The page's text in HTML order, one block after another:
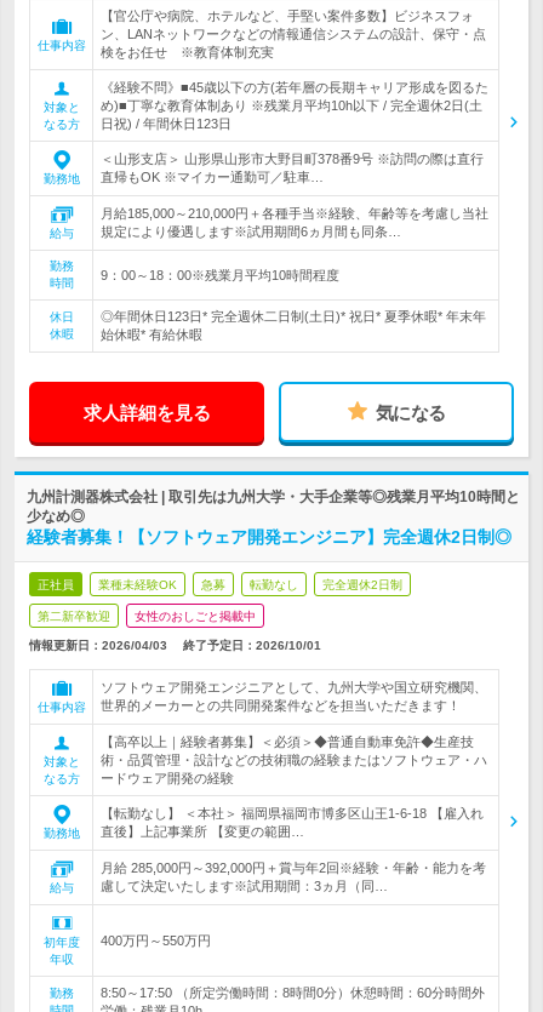
仕事内容
【官公庁や病院、ホテルなど、手堅い案件多数】ビジネスフォ
ン、LANネットワークなどの情報通信システムの設計、保守・点
検をお任せ ※教育体制充実
対象と
なる方
《経験不問》■45歳以下の方(若年層の長期キャリア形成を図るた
め)■丁寧な教育体制あり ※残業月平均10h以下 / 完全週休2日(土
日祝) / 年間休日123日
勤務地
＜山形支店＞ 山形県山形市大野目町378番9号 ※訪問の際は直行
直帰もOK ※マイカー通勤可／駐車…
給与
月給185,000～210,000円＋各種手当※経験、年齢等を考慮し当社
規定により優遇します※試用期間6ヵ月間も同条…
勤務
時間
9：00～18：00※残業月平均10時間程度
休日
休暇
◎年間休日123日* 完全週休二日制(土日)* 祝日* 夏季休暇* 年末年
始休暇* 有給休暇
求人詳細を見る 気になる
九州計測器株式会社 | 取引先は九州大学・大手企業等◎残業月平均10時間と
少なめ◎
経験者募集！【ソフトウェア開発エンジニア】完全週休2日制◎
正社員 業種未経験OK 急募 転勤なし 完全週休2日制
第二新卒歓迎 女性のおしごと掲載中
情報更新日：2026/04/03 終了予定日： 2026/10/01
仕事内容
ソフトウェア開発エンジニアとして、九州大学や国立研究機関、
世界的メーカーとの共同開発案件などを担当いただきます！
対象と
なる方
【高卒以上｜経験者募集】＜必須＞◆普通自動車免許◆生産技
術・品質管理・設計などの技術職の経験またはソフトウェア・ハ
ードウェア開発の経験
勤務地
【転勤なし】 ＜本社＞ 福岡県福岡市博多区山王1-6-18 【雇入れ
直後】上記事業所 【変更の範囲…
給与
月給 285,000円～392,000円＋賞与年2回※経験・年齢・能力を考
慮して決定いたします※試用期間：3ヵ月（同…
初年度
年収
400万円～550万円
勤務
8:50～17:50 （所定労働時間：8時間0分）休憩時間：60分時間外